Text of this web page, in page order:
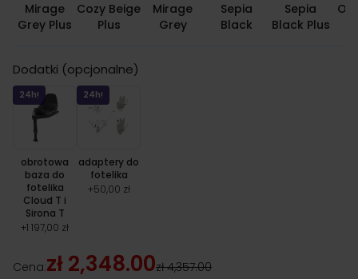
Mirage
Grey Plus
Cozy Beige
Plus
Mirage
Grey
Sepia
Black
Sepia
Black Plus
Dodatki (opcjonalne)
24h!
obrotowa
baza do
fotelika
Cloud T i
Sirona T
+1 197,00 zł
24h!
adaptery do
fotelika
+50,00 zł
Cena:zł 2,348.00zł 4,357.00